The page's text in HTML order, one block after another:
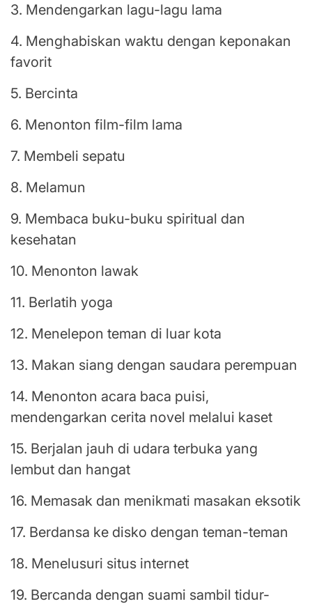
3. Mendengarkan lagu-lagu lama
4. Menghabiskan waktu dengan keponakan
favorit
5. Bercinta
6. Menonton film-film lama
7. Membeli sepatu
8. Melamun
9. Membaca buku-buku spiritual dan
kesehatan
10. Menonton lawak
11. Berlatih yoga
12. Menelepon teman di luar kota
13. Makan siang dengan saudara perempuan
14. Menonton acara baca puisi,
mendengarkan cerita novel melalui kaset
15. Berjalan jauh di udara terbuka yang
lembut dan hangat
16. Memasak dan menikmati masakan eksotik
17. Berdansa ke disko dengan teman-teman
18. Menelusuri situs internet
19. Bercanda dengan suami sambil tidur-